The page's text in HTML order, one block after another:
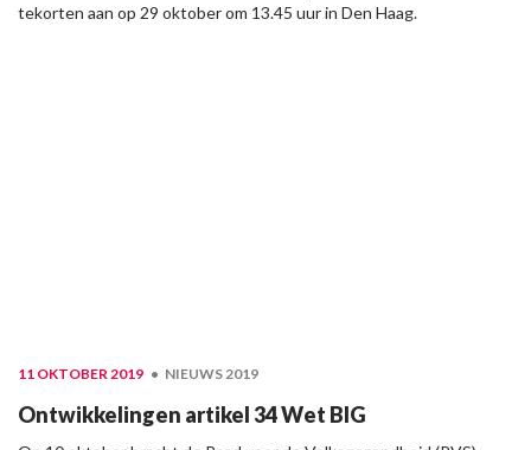
tekorten aan op 29 oktober om 13.45 uur in Den Haag.
11 OKTOBER 2019 NIEUWS 2019
Ontwikkelingen artikel 34 Wet BIG